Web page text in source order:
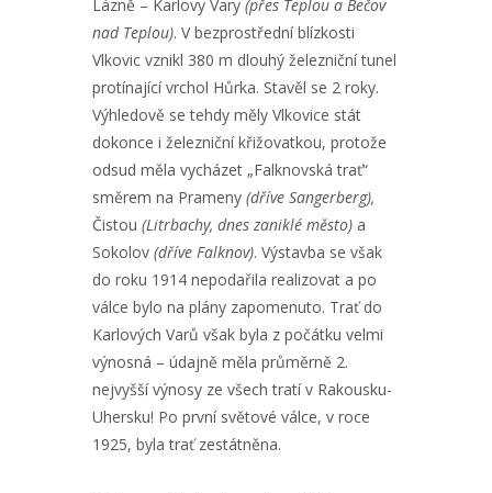
Lázně – Karlovy Vary (přes Teplou a Bečov
nad Teplou). V bezprostřední blízkosti
Vlkovic vznikl 380 m dlouhý železniční tunel
protínající vrchol Hůrka. Stavěl se 2 roky.
Výhledově se tehdy měly Vlkovice stát
dokonce i železniční křižovatkou, protože
odsud měla vycházet „Falknovská trať“
směrem na Prameny (dříve Sangerberg),
Čistou (Litrbachy, dnes zaniklé město) a
Sokolov (dříve Falknov). Výstavba se však
do roku 1914 nepodařila realizovat a po
válce bylo na plány zapomenuto. Trať do
Karlových Varů však byla z počátku velmi
výnosná – údajně měla průměrně 2.
nejvyšší výnosy ze všech tratí v Rakousku-
Uhersku! Po první světové válce, v roce
1925, byla trať zestátněna.